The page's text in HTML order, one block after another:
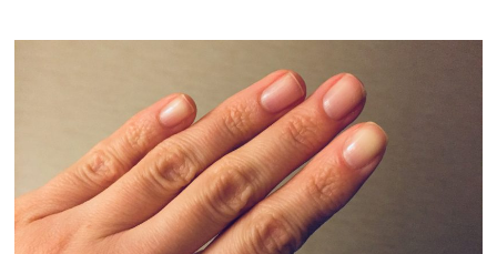
дека
бракот
е
подобар
кога
жената